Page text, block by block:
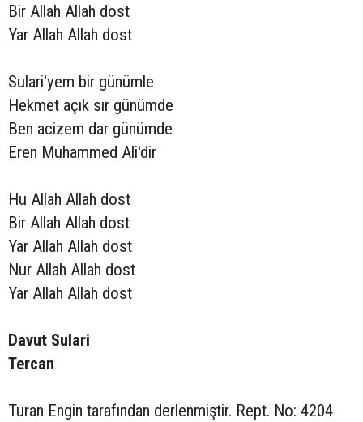
Bir Allah Allah dost
Yar Allah Allah dost
Sulari'yem bir günümle
Hekmet açık sır günümde
Ben acizem dar günümde
Eren Muhammed Ali'dir
Hu Allah Allah dost
Bir Allah Allah dost
Yar Allah Allah dost
Nur Allah Allah dost
Yar Allah Allah dost
Davut Sulari
Tercan
Turan Engin tarafından derlenmiştir. Rept. No: 4204